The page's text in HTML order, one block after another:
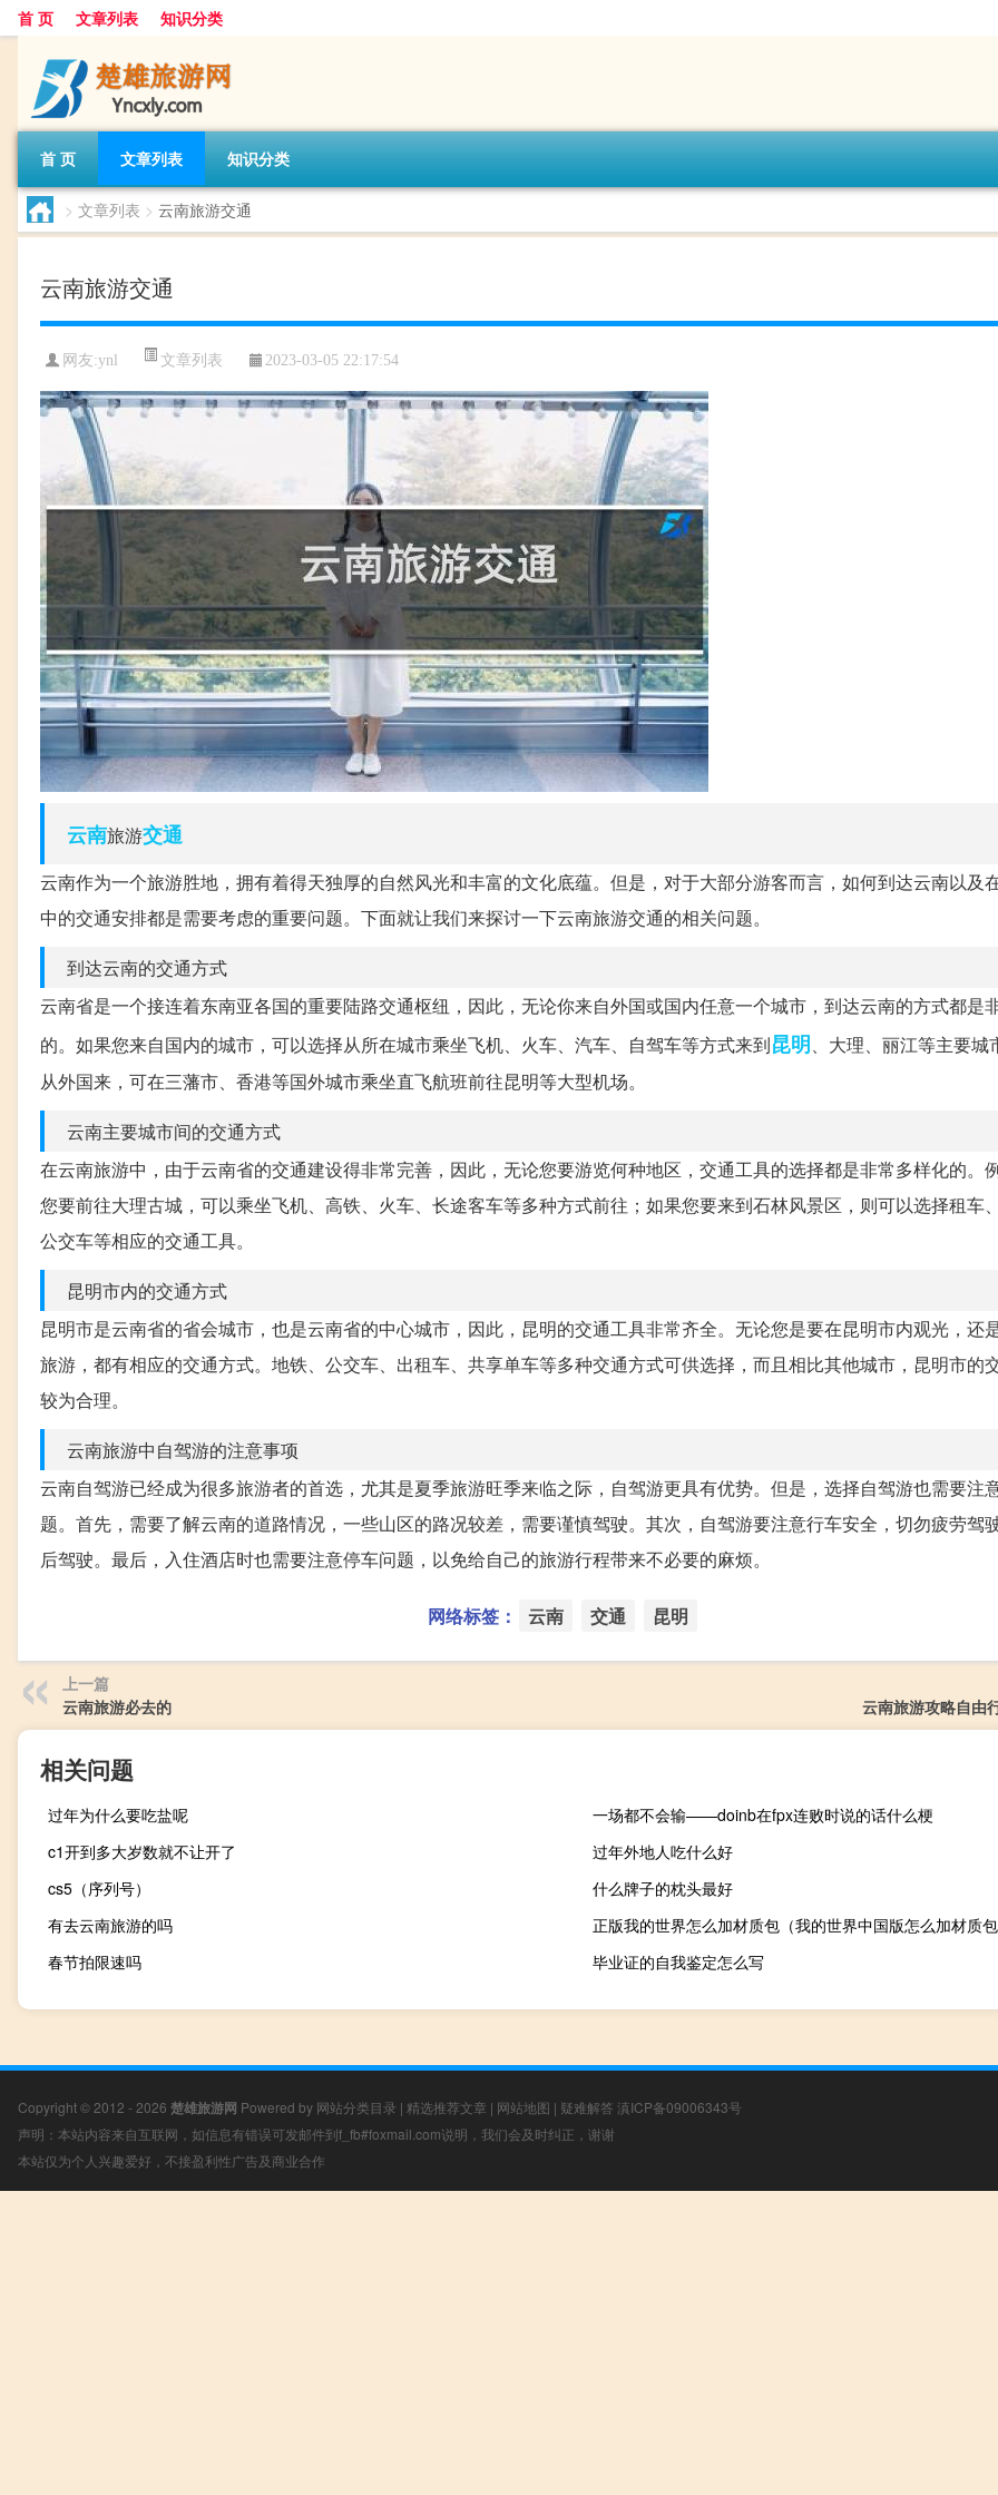
首 页 文章列表 知识分类
首 页 文章列表 知识分类
> 文章列表 > 云南旅游交通
云南旅游交通
网友:ynl 文章列表 2023-03-05 22:17:54
云南旅游交通
云南作为一个旅游胜地，拥有着得天独厚的自然风光和丰富的文化底蕴。但是，对于大部分游客而言，如何到达云南以及
中的交通安排都是需要考虑的重要问题。下面就让我们来探讨一下云南旅游交通的相关问题。
到达云南的交通方式
云南省是一个接连着东南亚各国的重要陆路交通枢纽，因此，无论你来自外国或国内任意一个城市，到达云南的方式都是
的。如果您来自国内的城市，可以选择从所在城市乘坐飞机、火车、汽车、自驾车等方式来到昆明、大理、丽江等主要城
从外国来，可在三藩市、香港等国外城市乘坐直飞航班前往昆明等大型机场。
云南主要城市间的交通方式
在云南旅游中，由于云南省的交通建设得非常完善，因此，无论您要游览何种地区，交通工具的选择都是非常多样化的。
您要前往大理古城，可以乘坐飞机、高铁、火车、长途客车等多种方式前往；如果您要来到石林风景区，则可以选择租车
公交车等相应的交通工具。
昆明市内的交通方式
昆明市是云南省的省会城市，也是云南省的中心城市，因此，昆明的交通工具非常齐全。无论您是要在昆明市内观光，还
旅游，都有相应的交通方式。地铁、公交车、出租车、共享单车等多种交通方式可供选择，而且相比其他城市，昆明市的
较为合理。
云南旅游中自驾游的注意事项
云南自驾游已经成为很多旅游者的首选，尤其是夏季旅游旺季来临之际，自驾游更具有优势。但是，选择自驾游也需要注
题。首先，需要了解云南的道路情况，一些山区的路况较差，需要谨慎驾驶。其次，自驾游要注意行车安全，切勿疲劳驾
后驾驶。最后，入住酒店时也需要注意停车问题，以免给自己的旅游行程带来不必要的麻烦。
网络标签： 云南 交通 昆明
上一篇
云南旅游必去的
云南旅游攻略自由
相关问题
过年为什么要吃盐呢
一场都不会输——doinb在fpx连败时说的话什么梗
c1开到多大岁数就不让开了
过年外地人吃什么好
cs5（序列号）
什么牌子的枕头最好
有去云南旅游的吗
正版我的世界怎么加材质包（我的世界中国版怎么加材质
春节拍限速吗
毕业证的自我鉴定怎么写
Copyright © 2012 - 2026 楚雄旅游网 Powered by 网站分类目录 | 精选推荐文章 | 网站地图 | 疑难解答 滇ICP备09006343号
声明：本站内容来自互联网，如信息有错误可发邮件到f_fb#foxmail.com说明，我们会及时纠正，谢谢
本站仅为个人兴趣爱好，不接盈利性广告及商业合作